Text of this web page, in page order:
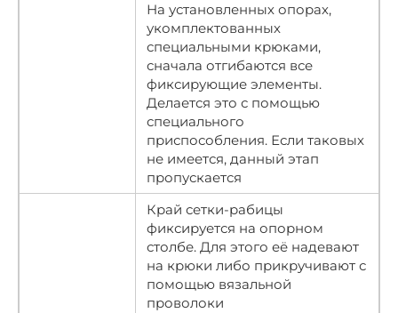
На установленных опорах,
укомплектованных
специальными крюками,
сначала отгибаются все
фиксирующие элементы.
Делается это с помощью
специального
приспособления. Если таковых
не имеется, данный этап
пропускается
Край сетки-рабицы
фиксируется на опорном
столбе. Для этого её надевают
на крюки либо прикручивают с
помощью вязальной
проволоки